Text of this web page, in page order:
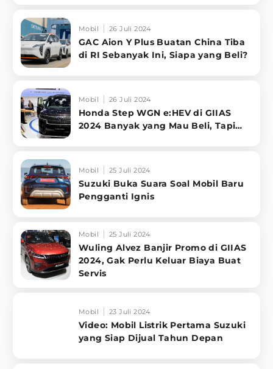
Mobil 26 Juli 2024
GAC Aion Y Plus Buatan China Tiba
di RI Sebanyak Ini, Siapa yang Beli?
Mobil 26 Juli 2024
Honda Step WGN e:HEV di GIIAS
2024 Banyak yang Mau Beli, Tapi…
Mobil 25 Juli 2024
Suzuki Buka Suara Soal Mobil Baru
Pengganti Ignis
Mobil 25 Juli 2024
Wuling Alvez Banjir Promo di GIIAS
2024, Gak Perlu Keluar Biaya Buat
Servis
Mobil 23 Juli 2024
Video: Mobil Listrik Pertama Suzuki
yang Siap Dijual Tahun Depan